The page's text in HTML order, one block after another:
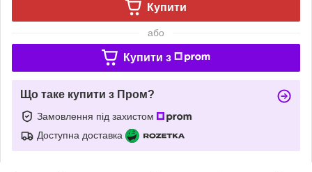
Купити
або
Купити з
Що таке купити з Пром?
Замовлення під захистом
Доступна доставка